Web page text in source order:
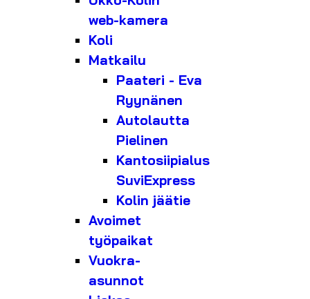
web-kamera
Koli
Matkailu
Paateri - Eva
Ryynänen
Autolautta
Pielinen
Kantosiipialus
SuviExpress
Kolin jäätie
Avoimet
työpaikat
Vuokra-
asunnot